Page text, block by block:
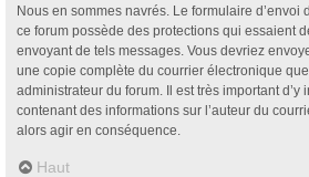
Nous en sommes navrés. Le formulaire d’envoi
ce forum possède des protections qui essaient
envoyant de tels messages. Vous devriez
une copie complète du courrier électronique
administrateur du forum. Il est très important d’y
contenant des informations sur l’auteur du
alors agir en conséquence.
Haut